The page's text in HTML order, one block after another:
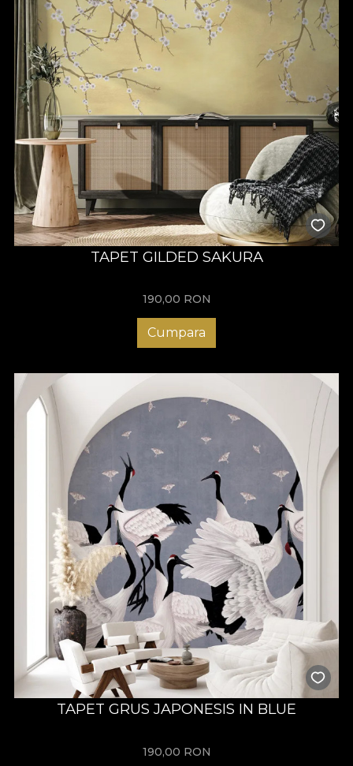
TAPET GILDED SAKURA
190,00 RON
Cumpara
TAPET GRUS JAPONESIS IN BLUE
190,00 RON